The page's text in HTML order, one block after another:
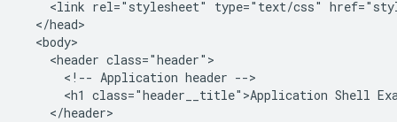
<link rel="stylesheet" type="text/css"
  </head>
  <body>
    <header class="header">
      <!-- Application header -->
<h1 class="header__title">Application Shell
    </header>